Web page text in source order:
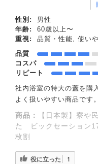
性別:
男性
年齢:
60歳以上〜
重視:
品質・性能, 使い
品質
コスパ
リピート
社内浴室の特大の蓋を購
よく扱いやすい商品です。
商品：
【日本製】寮や
た ビックセーション
枚割
役に立った 1